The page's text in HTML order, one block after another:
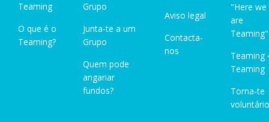
Teaming
O que é o
Teaming?
Grupo
Junta-te a um
Grupo
Quem pode
angariar
fundos?
Aviso legal
Contacta-
nos
"Here we
are
Teaming"
Teaming
Teaming
Torna-te